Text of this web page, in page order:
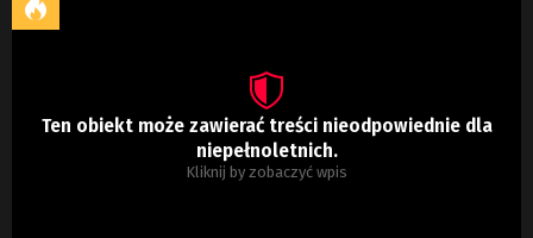
Ten obiekt może zawierać treści nieodpowiednie dla
niepełnoletnich.
Kliknij by zobaczyć wpis